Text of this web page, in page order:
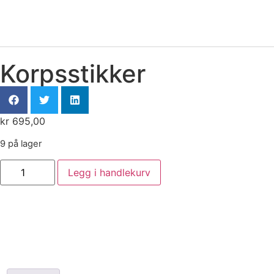
Korpsstikker
kr 695,00
9 på lager
Legg i handlekurv